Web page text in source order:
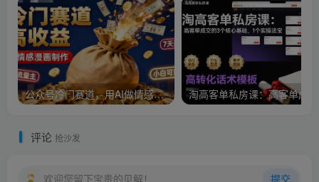
公众号冷门赛道，用AI做情感漫画，7天开通流量主，操作简单，小白可玩
评论 抢沙发
欢迎您留下宝贵的见解！ 提交